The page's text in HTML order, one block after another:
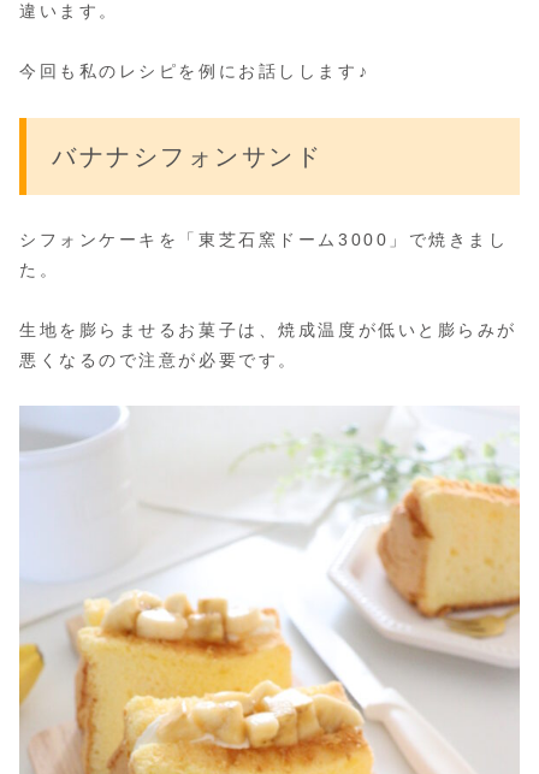
違います。
今回も私のレシピを例にお話しします♪
バナナシフォンサンド
シフォンケーキを「東芝石窯ドーム3000」で焼きまし
た。
生地を膨らませるお菓子は、焼成温度が低いと膨らみが
悪くなるので注意が必要です。